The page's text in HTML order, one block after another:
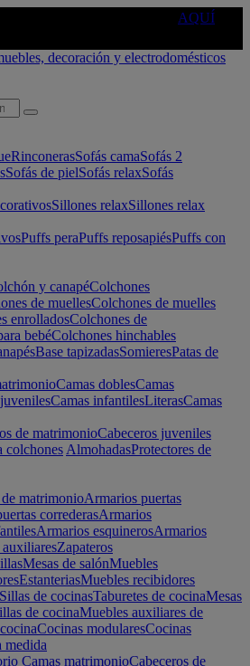
AQUÍ
RinconerasSofás camaSofás 2
Sofás de pielSofás relaxSofás
Sillones relaxSillones relax
Puffs peraPuffs reposapiésPuffs con
y canapéColchones
de muellesColchones de muelles
enrolladosColchones de
bebéColchones hinchables
Base tapizadasSomieresPatas de
Camas doblesCamas
Camas infantilesLiterasCamas
de matrimonioCabeceros juveniles
colchones AlmohadasProtectores de
matrimonioArmarios puertas
correderasArmarios
Armarios esquinerosArmarios
Zapateros
Mesas de salónMuebles
EstanteriasMuebles recibidores
Sillas de cocinasTaburetes de cocinaMesas
de cocinaMuebles auxiliares de
Cocinas modularesCocinas
medida
Camas matrimonioCabeceros de